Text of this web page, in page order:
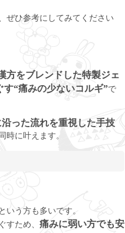
ぜひ参考にしてみてください
方をブレンドした特製ジェ
“痛みの少ないコルギ”で
った流れを重視した手技
時に叶えます。
う方も多いです。
すため、 痛みに弱い方でも安